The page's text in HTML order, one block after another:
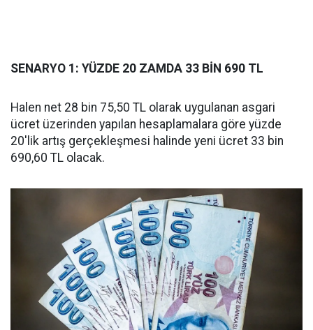
SENARYO 1: YÜZDE 20 ZAMDA 33 BİN 690 TL
Halen net 28 bin 75,50 TL olarak uygulanan asgari
ücret üzerinden yapılan hesaplamalara göre yüzde
20'lik artış gerçekleşmesi halinde yeni ücret 33 bin
690,60 TL olacak.